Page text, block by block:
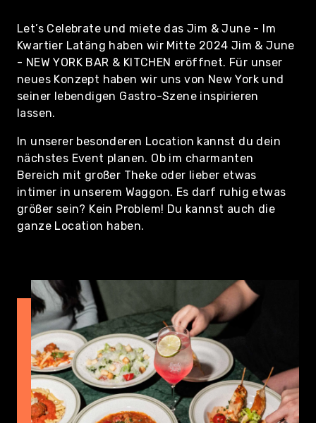
Let’s Celebrate und miete das Jim & June - Im
Kwartier Latäng haben wir Mitte 2024 Jim & June
- NEW YORK BAR & KITCHEN eröffnet. Für unser
neues Konzept haben wir uns von New York und
seiner lebendigen Gastro-Szene inspirieren
lassen.
In unserer besonderen Location kannst du dein
nächstes Event planen. Ob im charmanten
Bereich mit großer Theke oder lieber etwas
intimer in unserem Waggon. Es darf ruhig etwas
größer sein? Kein Problem! Du kannst auch die
ganze Location haben.